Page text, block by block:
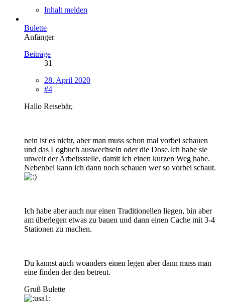
Inhalt melden
Bulette
Anfänger
Beiträge
31
28. April 2020
#4
Hallo Reisebär,
nein ist es nicht, aber man muss schon mal vorbei schauen
und das Logbuch auswechseln oder die Dose.Ich habe sie
unweit der Arbeitsstelle, damit ich einen kurzen Weg habe.
Nebenbei kann ich dann noch schauen wer so vorbei schaut.
Ich habe aber auch nur einen Traditionellen liegen, bin aber
am überlegen etwas zu bauen und dann einen Cache mit 3-4
Stationen zu machen.
Du kannst auch woanders einen legen aber dann muss man
eine finden der den betreut.
Gruß Bulette